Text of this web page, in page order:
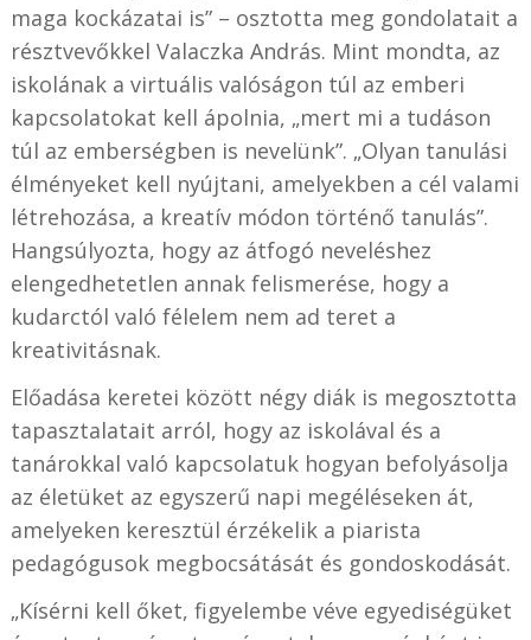
maga kockázatai is” – osztotta meg gondolatait a
résztvevőkkel Valaczka András. Mint mondta, az
iskolának a virtuális valóságon túl az emberi
kapcsolatokat kell ápolnia, „mert mi a tudáson
túl az emberségben is nevelünk”. „Olyan tanulási
élményeket kell nyújtani, amelyekben a cél valami
létrehozása, a kreatív módon történő tanulás”.
Hangsúlyozta, hogy az átfogó neveléshez
elengedhetetlen annak felismerése, hogy a
kudarctól való félelem nem ad teret a
kreativitásnak.
Előadása keretei között négy diák is megosztotta
tapasztalatait arról, hogy az iskolával és a
tanárokkal való kapcsolatuk hogyan befolyásolja
az életüket az egyszerű napi megéléseken át,
amelyeken keresztül érzékelik a piarista
pedagógusok megbocsátását és gondoskodását.
„Kísérni kell őket, figyelembe véve egyediségüket